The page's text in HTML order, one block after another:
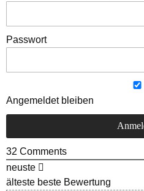
Passwort
Angemeldet bleiben
32 Comments
neuste
älteste beste Bewertung